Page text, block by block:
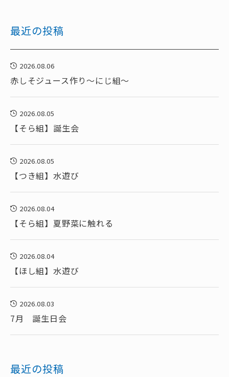
最近の投稿
2026.08.06
赤しそジュース作り～にじ組～
2026.08.05
【そら組】誕生会
2026.08.05
【つき組】水遊び
2026.08.04
【そら組】夏野菜に触れる
2026.08.04
【ほし組】水遊び
2026.08.03
7月 誕生日会
最近の投稿